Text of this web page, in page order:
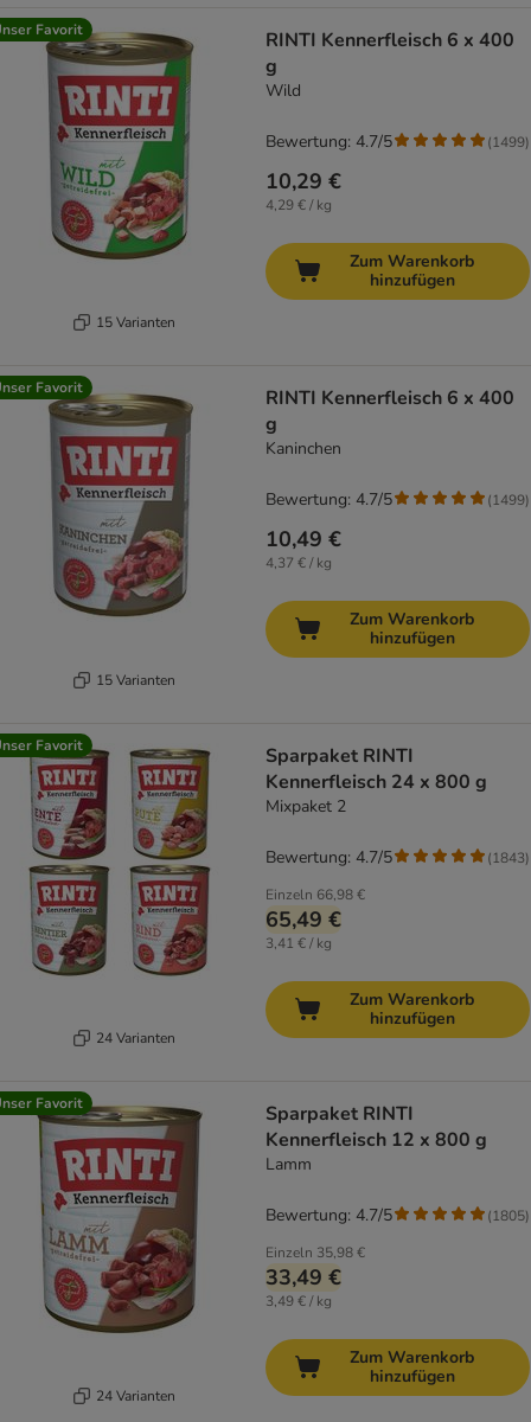
Favorit
15 Varianten
RINTI Kennerfleisch 6 x 400
g
Wild
10,29 €
4,29 € / kg
Bewertung: 4.7/5 (1499)
Zum Warenkorb
hinzufügen
Favorit
15 Varianten
RINTI Kennerfleisch 6 x 400
g
Kaninchen
10,49 €
4,37 € / kg
Bewertung: 4.7/5 (1499)
Zum Warenkorb
hinzufügen
Favorit
24 Varianten
Sparpaket RINTI
Kennerfleisch 24 x 800 g
Mixpaket 2
Einzeln 66,98 €
65,49 €
3,41 € / kg
Bewertung: 4.7/5 (1843)
Zum Warenkorb
hinzufügen
Favorit
24 Varianten
Sparpaket RINTI
Kennerfleisch 12 x 800 g
Lamm
Einzeln 35,98 €
33,49 €
3,49 € / kg
Bewertung: 4.7/5 (1805)
Zum Warenkorb
hinzufügen